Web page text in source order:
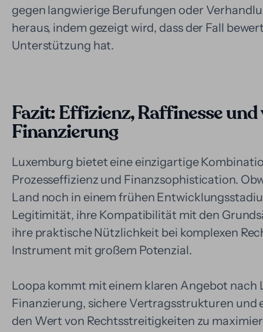
gegen langwierige Berufungen oder
heraus, indem gezeigt wird, dass der Fall
Unterstützung hat.
Fazit: Effizienz, Raffinesse
Finanzierung
Luxemburg bietet eine einzigartige
Prozesseffizienz und Finanzsophistication.
Land noch in einem frühen
Legitimität, ihre Kompatibilität mit den
ihre praktische Nützlichkeit bei komplexen
Instrument mit großem Potenzial.
Loopa kommt mit einem klaren Angebot nach
Finanzierung, sichere Vertragsstrukturen und
den Wert von Rechtsstreitigkeiten zu